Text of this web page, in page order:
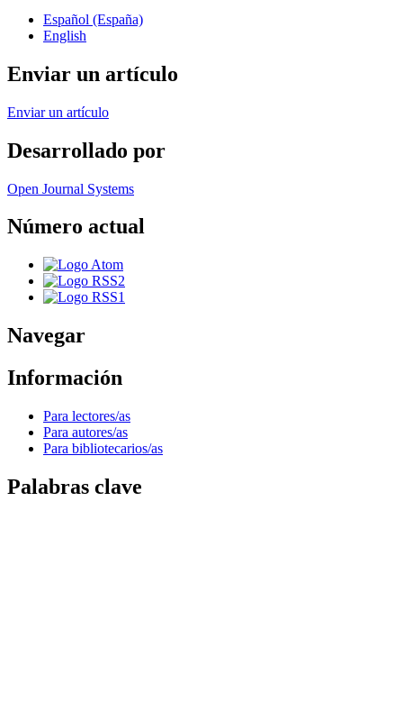
Español (España)
English
Enviar un artículo
Enviar un artículo
Desarrollado por
Open Journal Systems
Número actual
Navegar
Información
Para lectores/as
Para autores/as
Para bibliotecarios/as
Palabras clave